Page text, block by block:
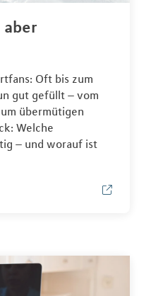
aber
Oft bis zum
gut gefüllt – vom
übermütigen
Welche
– und worauf ist